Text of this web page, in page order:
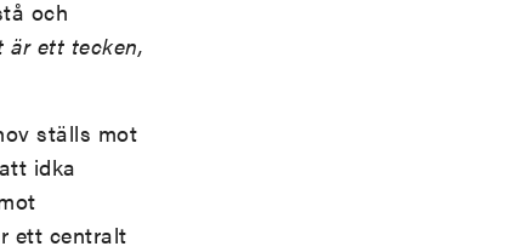
och
är ett tecken,
ställs mot
idka
ett centralt